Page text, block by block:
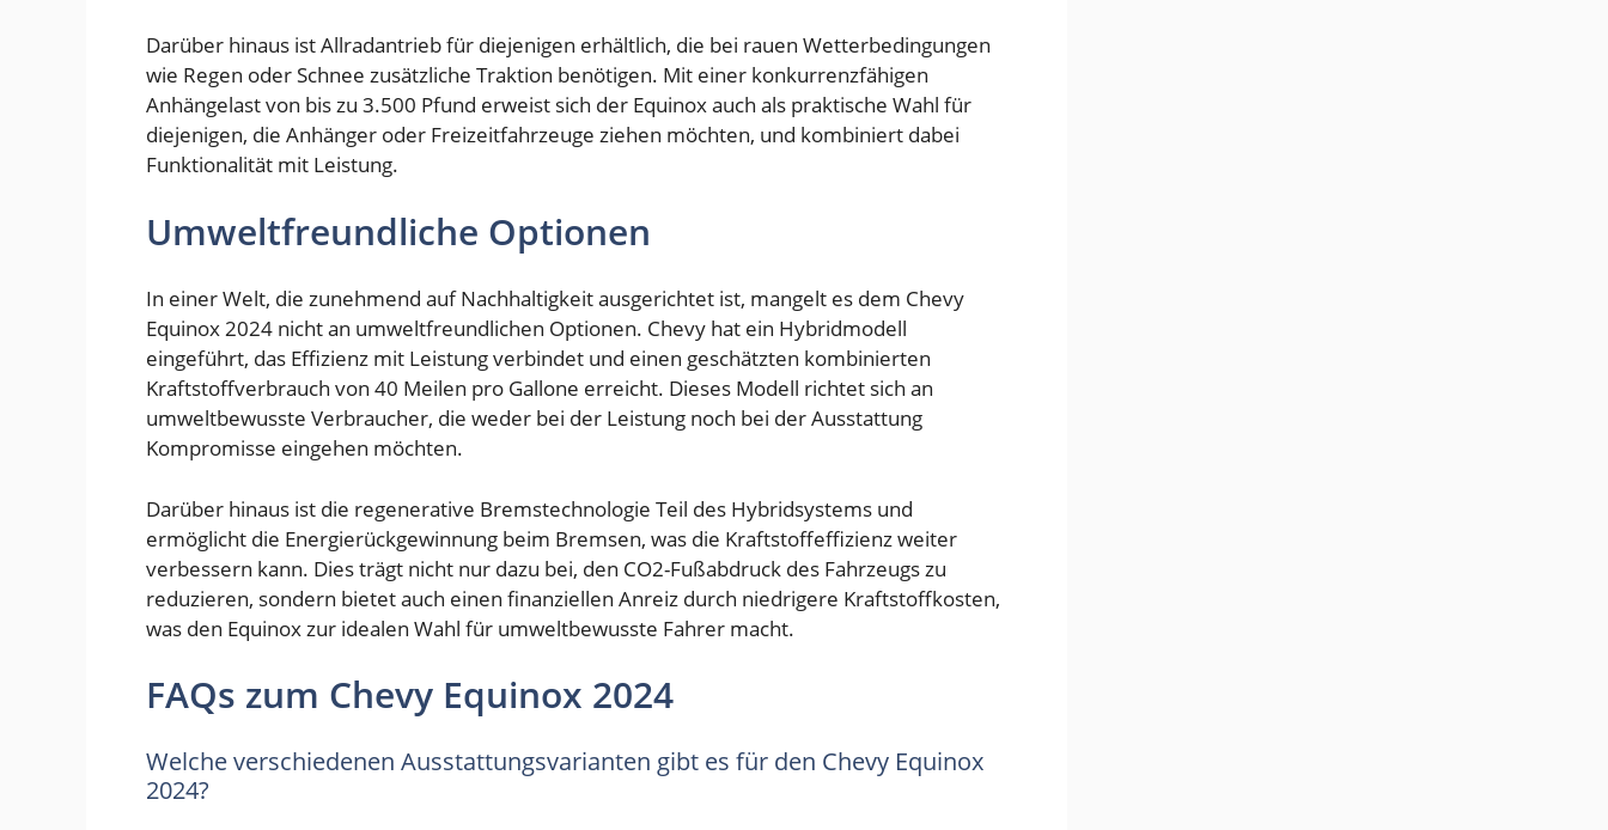
Darüber hinaus ist Allradantrieb für diejenigen erhältlich, die bei rauen Wetterbedingungen
wie Regen oder Schnee zusätzliche Traktion benötigen. Mit einer konkurrenzfähigen
Anhängelast von bis zu 3.500 Pfund erweist sich der Equinox auch als praktische Wahl für
diejenigen, die Anhänger oder Freizeitfahrzeuge ziehen möchten, und kombiniert dabei
Funktionalität mit Leistung.
Umweltfreundliche Optionen
In einer Welt, die zunehmend auf Nachhaltigkeit ausgerichtet ist, mangelt es dem Chevy
Equinox 2024 nicht an umweltfreundlichen Optionen. Chevy hat ein Hybridmodell
eingeführt, das Effizienz mit Leistung verbindet und einen geschätzten kombinierten
Kraftstoffverbrauch von 40 Meilen pro Gallone erreicht. Dieses Modell richtet sich an
umweltbewusste Verbraucher, die weder bei der Leistung noch bei der Ausstattung
Kompromisse eingehen möchten.
Darüber hinaus ist die regenerative Bremstechnologie Teil des Hybridsystems und
ermöglicht die Energierückgewinnung beim Bremsen, was die Kraftstoffeffizienz weiter
verbessern kann. Dies trägt nicht nur dazu bei, den CO2-Fußabdruck des Fahrzeugs zu
reduzieren, sondern bietet auch einen finanziellen Anreiz durch niedrigere Kraftstoffkosten,
was den Equinox zur idealen Wahl für umweltbewusste Fahrer macht.
FAQs zum Chevy Equinox 2024
Welche verschiedenen Ausstattungsvarianten gibt es für den Chevy Equinox
2024?